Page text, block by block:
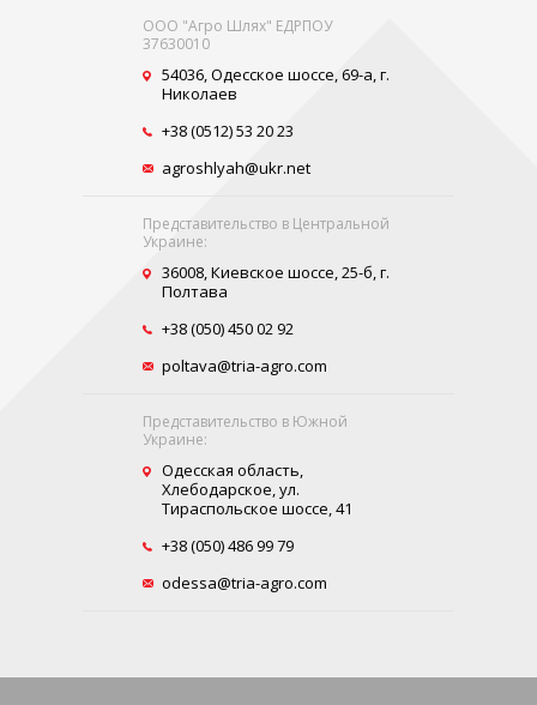
ООО "Агро Шлях" ЕДРПОУ
37630010
54036, Одесское шоссе, 69-а, г.
Николаев
+38 (0512) 53 20 23
agroshlyah@ukr.net
Представительство в Центральной
Украине:
36008, Киевское шоссе, 25-б, г.
Полтава
+38 (050) 450 02 92
poltava@tria-agro.com
Представительство в Южной
Украине:
Одесская область,
Хлебодарское, ул.
Тираспольское шоссе, 41
+38 (050) 486 99 79
odessa@tria-agro.com